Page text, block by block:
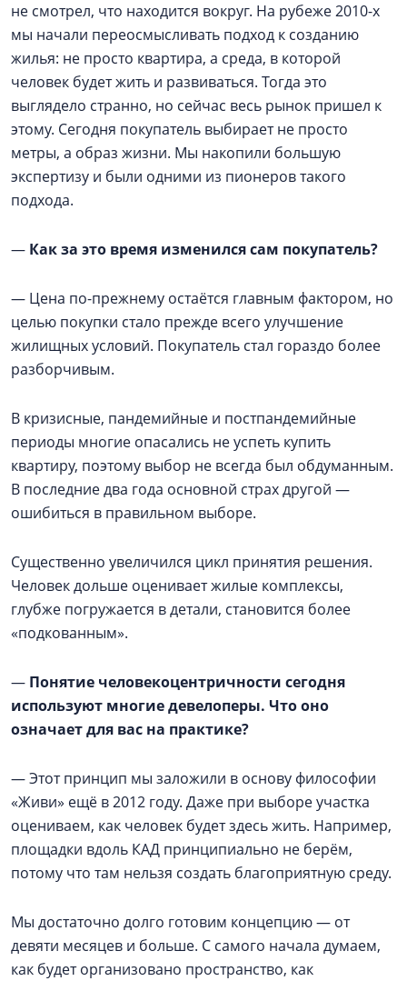
не смотрел, что находится вокруг. На рубеже 2010-х
мы начали переосмысливать подход к созданию
жилья: не просто квартира, а среда, в которой
человек будет жить и развиваться. Тогда это
выглядело странно, но сейчас весь рынок пришел к
этому. Сегодня покупатель выбирает не просто
метры, а образ жизни. Мы накопили большую
экспертизу и были одними из пионеров такого
подхода.
— Как за это время изменился сам покупатель?
— Цена по-прежнему остаётся главным фактором, но
целью покупки стало прежде всего улучшение
жилищных условий. Покупатель стал гораздо более
разборчивым.
В кризисные, пандемийные и постпандемийные
периоды многие опасались не успеть купить
квартиру, поэтому выбор не всегда был обдуманным.
В последние два года основной страх другой —
ошибиться в правильном выборе.
Существенно увеличился цикл принятия решения.
Человек дольше оценивает жилые комплексы,
глубже погружается в детали, становится более
«подкованным».
— Понятие человекоцентричности сегодня
используют многие девелоперы. Что оно
означает для вас на практике?
— Этот принцип мы заложили в основу философии
«Живи» ещё в 2012 году. Даже при выборе участка
оцениваем, как человек будет здесь жить. Например,
площадки вдоль КАД принципиально не берём,
потому что там нельзя создать благоприятную среду.
Мы достаточно долго готовим концепцию — от
девяти месяцев и больше. С самого начала думаем,
как будет организовано пространство, как